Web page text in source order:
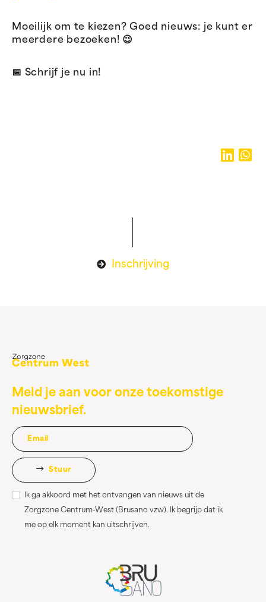
Moeilijk om te kiezen? Goed nieuws: je kunt er
meerdere bezoeken! 😉
📅 Schrijf je nu in!
Inschrijving
Meld je aan voor onze toekomstige
nieuwsbrief.
Stuur
Ik ga akkoord met het ontvangen van nieuws uit de
Zorgzone Centrum-West (Brusano vzw). Ik begrijp dat ik
me op elk moment kan uitschrijven.